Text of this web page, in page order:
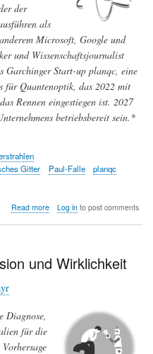
der
als
Microsoft, Google und
und Wissenschaftsjournalist
Garchinger Start-up planqc, eine
für Quantenoptik, das 2022 mit
Rennen eingestiegen ist. 2027
betriebsbereit sein.*
Gitter Paul-Falle
planqc
Read moreabout
leistungsfähigen
Log into post comments
und Wirklichkeit
Diagnose,
für die